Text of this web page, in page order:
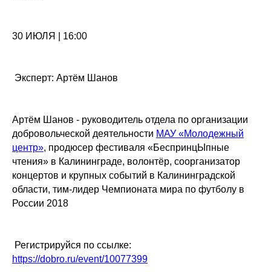
30 ИЮЛЯ | 16:00
Эксперт: Артём Шанов
Артём Шанов - руководитель отдела по организации
добровольческой деятельности МАУ «Молодежный
центр», продюсер фестиваля «БеспринцЫпные
чтения» в Калининграде, волонтёр, соорганизатор
концертов и крупных событий в Калининградской
области, тим-лидер Чемпионата мира по футболу в
России 2018
Регистрируйся по ссылке:
https://dobro.ru/event/10077399